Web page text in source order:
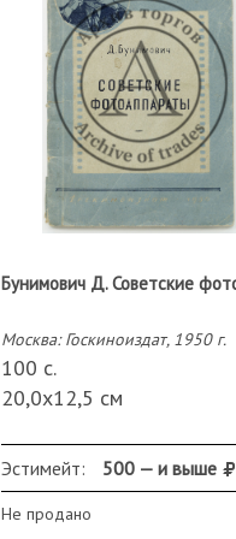
Москва: Госкиноиздат, 1950 г.
100 с.
20,0х12,5 см
Сохранность: потертость
обложки, пятна.
Эстимейт: 500 — и выше
Не продано